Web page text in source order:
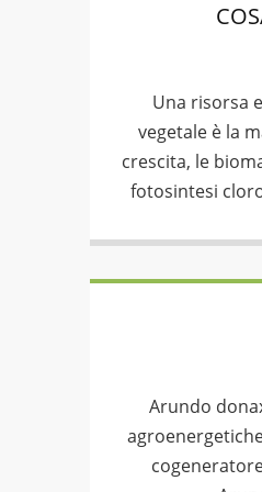
Una risorsa
vegetale è la
crescita, le
fotosintesi
Arundo